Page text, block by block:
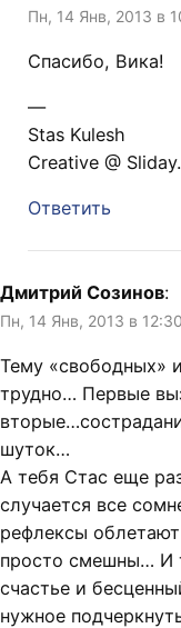
Пн, 14 Янв, 2013 в
Спасибо, Вика!
—
Stas Kulesh
Creative @
Ответить
Дмитрий Созинов:
Пн, 14 Янв, 2013 в 12:30
Тему «свободных»
трудно… Первые
шуток…
А тебя Стас еще
случается все
рефлексы облетают
просто смешны… И
счастье и
нужное